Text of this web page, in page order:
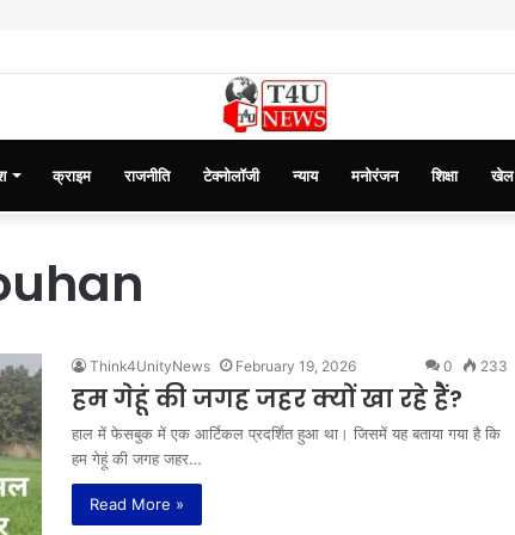
क्राइम राजनीति टेक्नोलॉजी न्याय मनोरंजन शिक्षा खेल
Think4UnityNews February 19, 2026 0 233
हम गेहूं की जगह जहर क्यों खा रहे हैं?
हाल में फेसबुक में एक आर्टिकल प्रदर्शित हुआ था। जिसमें यह बताया गया है कि
हम गेहूं की जगह जहर…
Read More »